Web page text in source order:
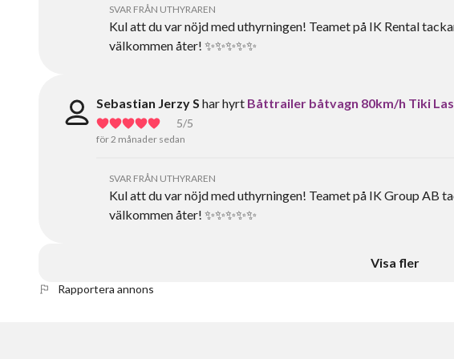
SVAR FRÅN UTHYRAREN
Kul att du var nöjd med uthyrningen! Teamet på IK Rental
välkommen åter! ✨✨✨✨✨
Sebastian Jerzy S har hyrt Båttrailer båtvagn 80km/h Tiki
5/5
för 2 månader sedan
SVAR FRÅN UTHYRAREN
Kul att du var nöjd med uthyrningen! Teamet på IK Group
välkommen åter! ✨✨✨✨✨
Visa fler
Rapportera annons